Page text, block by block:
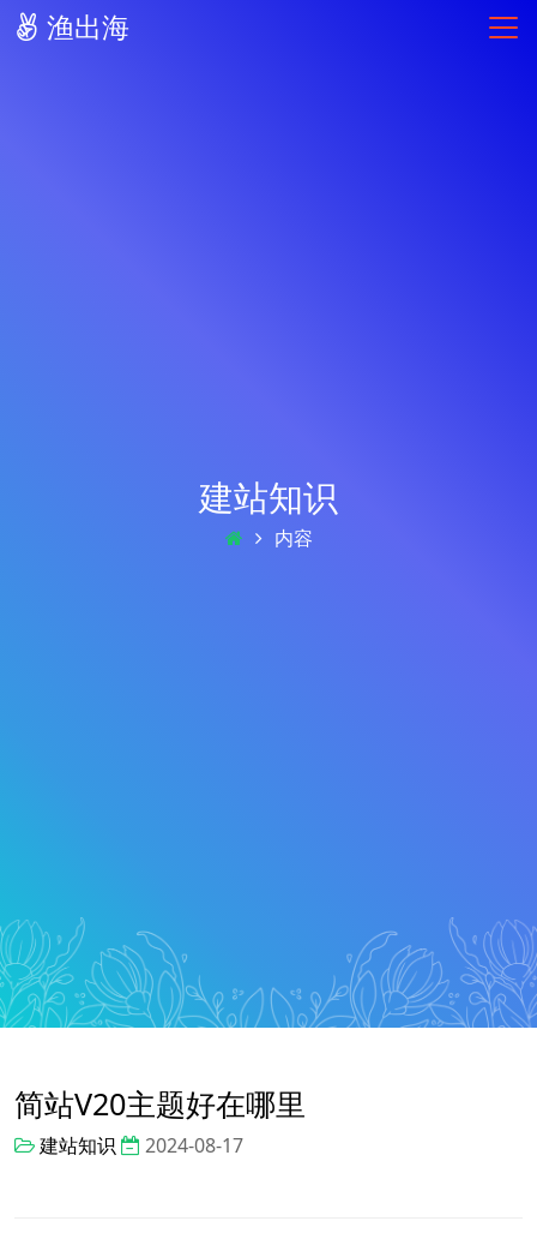
渔出海
建站知识
内容
简站V20主题好在哪里
建站知识 2024-08-17